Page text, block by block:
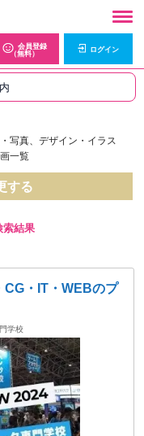
会員登録
（無料）
ログイン
写真、デザイン・イラス
一覧
する
索結果
CG・IT・WEBのプ
学校